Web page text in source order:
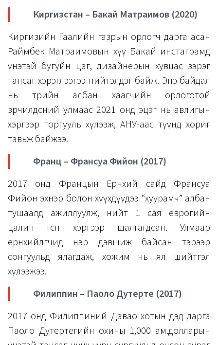
Киргизстан – Бакай Матраимов (2020)
Киргизийн Гаалийн газрын орлогч дарга асан
Раймбек Матраимовын хүү Бакай инстаграмд
үнэтэй бугуйн цаг, дизайнерын хувцас зэрэг
тансаг хэрэглээгээ нийтэлдэг байж. Энэ байдал
нь төрийн албан хаагчийн орлоготой
зөрчилдсөний улмаас 2021 онд эцэг нь авлигын
хэргээр торгууль хүлээж, АНУ-аас түүнд хориг
тавьж байжээ.
Франц – Франсуа Фийон (2017)
2017 онд Францын Ерөнхий сайд Франсуа
Фийон эхнэр болон хүүхдүүдээ “хуурамч” албан
тушаалд ажиллуулж, нийт 1 сая еврогийн
цалин өгсөн хэргээр шалгагдсан. Улмаар
ерөнхийлөгчид нэр дэвшиж байсан тэрээр
сонгуульд ялагдаж, хожим нь ял шийтгэл
хүлээжээ.
Филиппин – Паоло Дутерте (2017)
2017 онд Филиппиний Давао хотын дэд дарга
Паоло Дутертегийн охины 1,000 ам.долларын